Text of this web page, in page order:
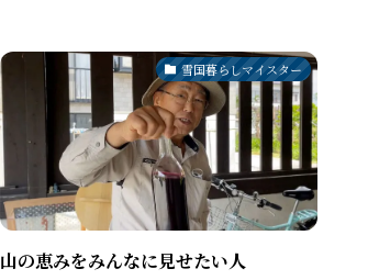
雪国暮らしマイスター
山の恵みをみんなに見せたい人